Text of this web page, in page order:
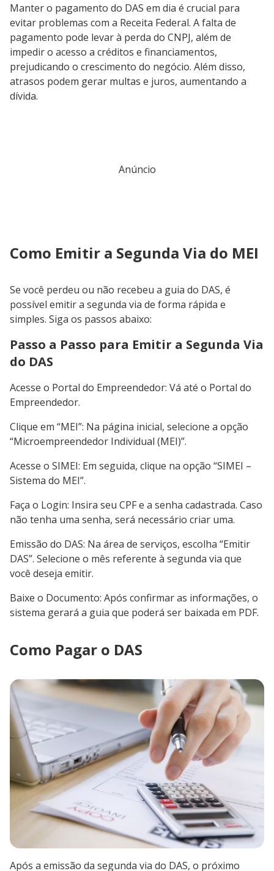
Manter o pagamento do DAS em dia é crucial para
evitar problemas com a Receita Federal. A falta de
pagamento pode levar à perda do CNPJ, além de
impedir o acesso a créditos e financiamentos,
prejudicando o crescimento do negócio. Além disso,
atrasos podem gerar multas e juros, aumentando a
dívida.
Anúncio
Como Emitir a Segunda Via do MEI
Se você perdeu ou não recebeu a guia do DAS, é
possível emitir a segunda via de forma rápida e
simples. Siga os passos abaixo:
Passo a Passo para Emitir a Segunda Via
do DAS
Acesse o Portal do Empreendedor: Vá até o Portal do
Empreendedor.
Clique em “MEI”: Na página inicial, selecione a opção
“Microempreendedor Individual (MEI)”.
Acesse o SIMEI: Em seguida, clique na opção “SIMEI –
Sistema do MEI”.
Faça o Login: Insira seu CPF e a senha cadastrada. Caso
não tenha uma senha, será necessário criar uma.
Emissão do DAS: Na área de serviços, escolha “Emitir
DAS”. Selecione o mês referente à segunda via que
você deseja emitir.
Baixe o Documento: Após confirmar as informações, o
sistema gerará a guia que poderá ser baixada em PDF.
Como Pagar o DAS
Após a emissão da segunda via do DAS, o próximo